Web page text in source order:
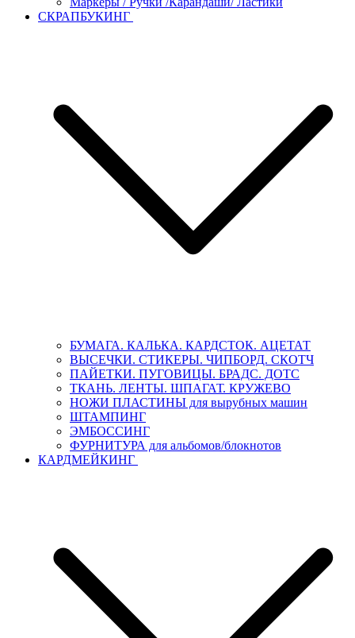
СКРАПБУКИНГ
БУМАГА. КАЛЬКА. КАРДСТОК. АЦЕТАТ
ВЫСЕЧКИ. СТИКЕРЫ. ЧИПБОРД. СКОТЧ
ПАЙЕТКИ. ПУГОВИЦЫ. БРАДС. ДОТС
ТКАНЬ. ЛЕНТЫ. ШПАГАТ. КРУЖЕВО
НОЖИ ПЛАСТИНЫ для вырубных машин
ШТАМПИНГ
ЭМБОССИНГ
ФУРНИТУРА для альбомов/блокнотов
КАРДМЕЙКИНГ